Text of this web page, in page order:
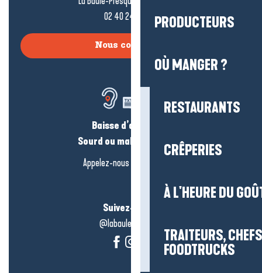
PRODUCTEURS
OÙ MANGER ?
RESTAURANTS
CRÊPERIES
À L'HEURE DU
TRAITEURS,
FOODTRUCKS
02 40 24 34 44
Nous contacter
Baisse d’audition ?
Sourd ou malentendant ?
Appelez-nous en
Suivez-nous !
@labauleguérande